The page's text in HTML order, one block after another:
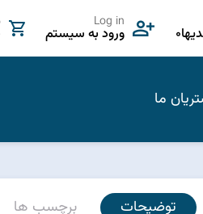
0
Log in
ورود به سیستم
ما
توضیحات برچسب ها